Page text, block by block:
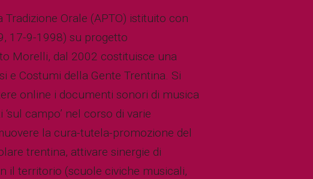
Tradizione Orale (APTO) istituito con
17-9-1998) su progetto
Morelli, dal 2002 costituisce una
e Costumi della Gente Trentina. Si
online i documenti sonori di musica
campo’ nel corso di varie
la cura-tutela-promozione del
trentina, attivare sinergie di
il territorio (scuole civiche musicali,